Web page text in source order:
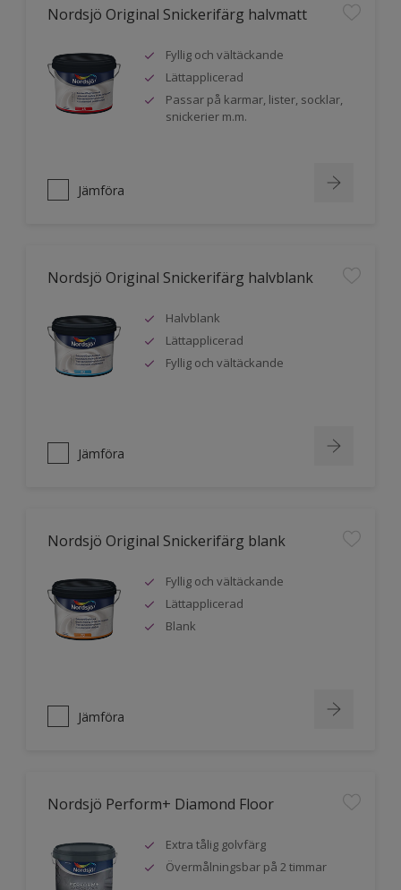
Nordsjö Original Snickerifärg halvmatt
Fyllig och vältäckande
Lättapplicerad
Passar på karmar, lister, socklar,
snickerier m.m.
Jämföra
Nordsjö Original Snickerifärg halvblank
Halvblank
Lättapplicerad
Fyllig och vältäckande
Jämföra
Nordsjö Original Snickerifärg blank
Fyllig och vältäckande
Lättapplicerad
Blank
Jämföra
Nordsjö Perform+ Diamond Floor
Extra tålig golvfärg
Övermålningsbar på 2 timmar